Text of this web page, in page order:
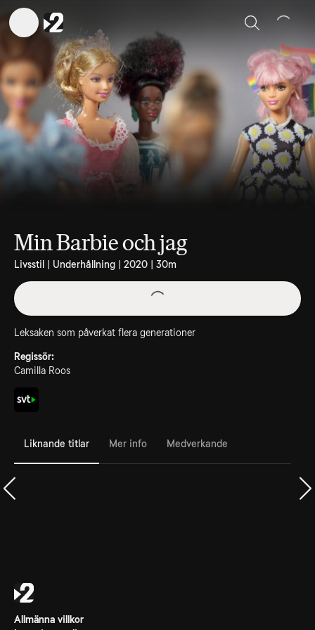
Sök
Min Barbie och jag
Livsstil | Underhållning | 2020 | 30m
Leksaken som påverkat flera generationer
Regissör:
Camilla Roos
Liknande titlar Mer info Medverkande
Allmänna villkor